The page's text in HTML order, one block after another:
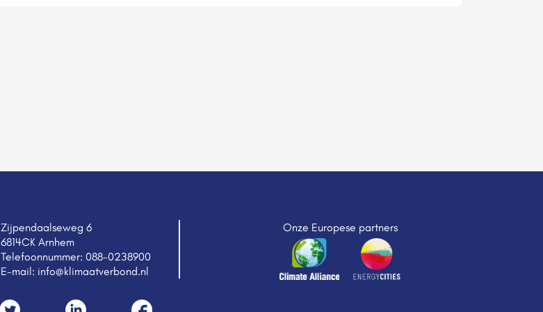
Zijpendaalseweg 6
6814CK Arnhem
Telefoonnummer: 088-0238900
E-mail: info@klimaatverbond.nl
Onze Europese partners